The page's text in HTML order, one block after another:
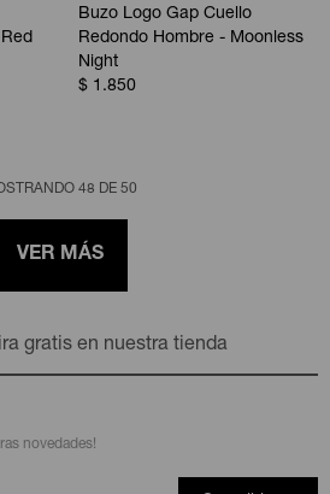
Buzo Logo Gap Cuello
Redondo Hombre - Moonless
Night
$ 1.850
48 DE 50
VER MÁS
gratis en nuestra tienda
novedades!